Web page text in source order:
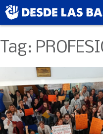
Tag: